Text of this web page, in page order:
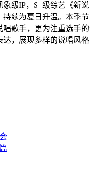
象级IP，S+级综艺《新
持续为夏日升温。本季
唱歌手，更为注重选手
达，展现多样的说唱风